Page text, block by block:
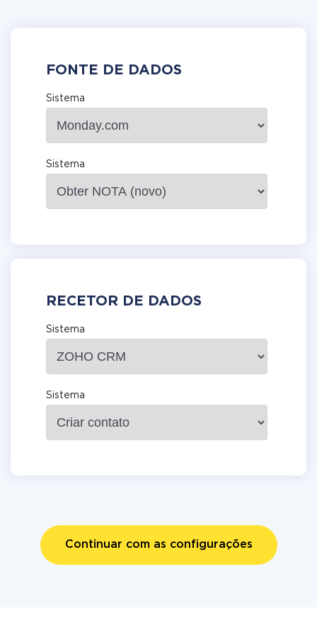
FONTE DE DADOS
Sistema
Sistema
RECETOR DE DADOS
Sistema
Sistema
Continuar com as configurações